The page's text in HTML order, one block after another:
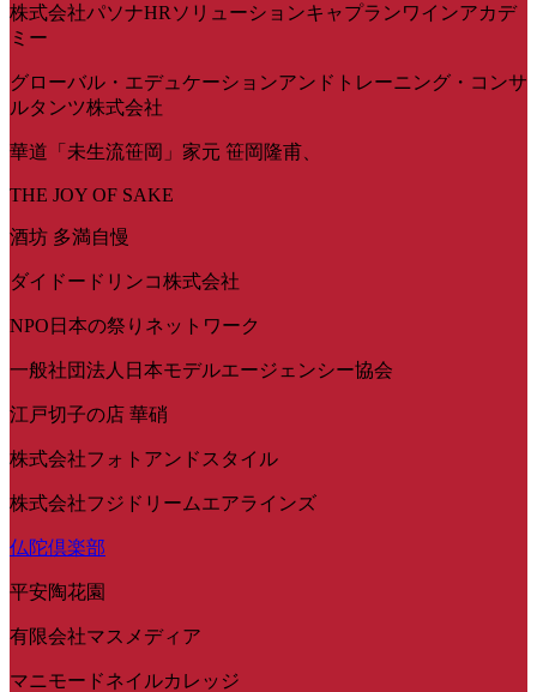
株式会社パソナHRソリューションキャプランワインアカデ
ミー
グローバル・エデュケーションアンドトレーニング・コンサ
ルタンツ株式会社
華道「未生流笹岡」家元 笹岡隆甫、
THE JOY OF SAKE
酒坊 多満自慢
ダイドードリンコ株式会社
NPO日本の祭りネットワーク
一般社団法人日本モデルエージェンシー協会
江戸切子の店 華硝
株式会社フォトアンドスタイル
株式会社フジドリームエアラインズ
仏陀倶楽部
平安陶花園
有限会社マスメディア
マニモードネイルカレッジ